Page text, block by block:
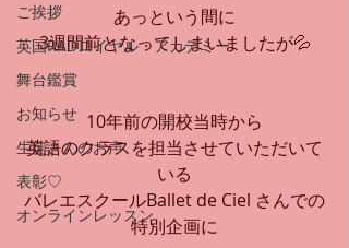
ご挨拶
英国RADロイヤル・アカデミー
舞台鑑賞
お知らせ
生徒さんのお声
表彰♡
オンラインレッスン
あっという間に
3週間前となってしまいましたが💦
10年前の開校当時から
英語のクラスを担当させていただいて
いる
バレエスクールBallet de Ciel さんでの
特別企画に